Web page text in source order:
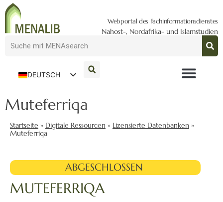
Webportal des Fachinformationsdienstes
Nahost-, Nordafrika- und Islamstudien
DEUTSCH
Muteferriqa
Startseite » Digitale Ressourcen » Lizensierte Datenbanken »
Muteferriqa
ABGESCHLOSSEN
MUTEFERRIQA